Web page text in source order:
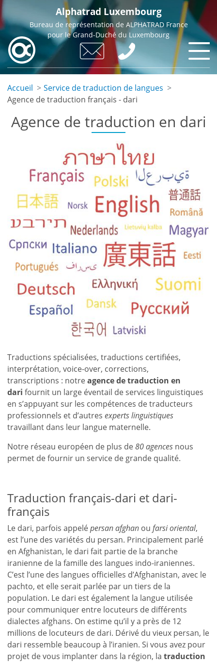
Skip
to
main
content
Alphatrad Luxembourg
Bureau de représentation de ALPHATRAD France
pour le Grand-Duché du Luxembourg
Accueil
Service de traduction de langues
Agence de traduction français - dari
Agence de traduction en dari
Traductions spécialisées, traductions certifiées,
interprétation, voice-over, corrections,
transcriptions : notreagence de traduction en
dari fournit un large éventail de services linguistiques
en s’appuyant sur les compétences de traducteurs
professionnels et d’autres experts linguistiques
travaillant dans leur langue maternelle.
Notre réseau européen de plus de80 agences nous
permet de fournir un service de grande qualité.
Traduction français-dari et dari-
français
Le dari, parfois appelépersan afghan ou farsi oriental,
est l’une des variétés du persan. Principalement parlé
en Afghanistan, le dari fait partie de la branche
iranienne de la famille des langues indo-iraniennes.
C’est l’une des langues officielles d’Afghanistan, avec le
pachto, et elle serait parlée par un tiers de la
population. Le dari est également la langue utilisée
pour communiquer entre locuteurs de différents
dialectes afghans. On estime qu’il y a près de 12
millions de locuteurs de dari. Dérivé du vieux persan, le
dari ressemble beaucoup à l’iranien. Si vous avez pour
projet de vous implanter dans la région, la traduction